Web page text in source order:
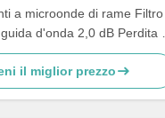
a microonde di rame Filtro
d'onda 2,0 dB Perdita di
14,7 15,8 GHz
il miglior prezzo